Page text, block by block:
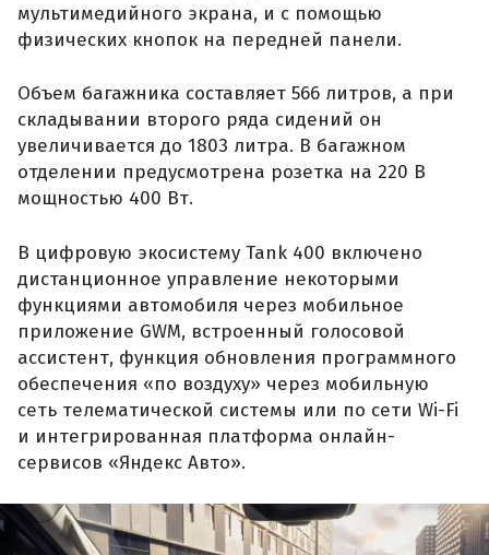
мультимедийного экрана, и с помощью
физических кнопок на передней панели.
Объем багажника составляет 566 литров, а при
складывании второго ряда сидений он
увеличивается до 1803 литра. В багажном
отделении предусмотрена розетка на 220 В
мощностью 400 Вт.
В цифровую экосистему Tank 400 включено
дистанционное управление некоторыми
функциями автомобиля через мобильное
приложение GWM, встроенный голосовой
ассистент, функция обновления программного
обеспечения «по воздуху» через мобильную
сеть телематической системы или по сети Wi-Fi
и интегрированная платформа онлайн-
сервисов «Яндекс Авто».